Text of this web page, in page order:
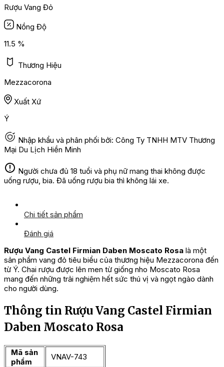
Rượu Vang Đỏ
Nồng Độ
11.5 %
Thương Hiệu
Mezzacorona
Xuất Xứ
Ý
Nhập khẩu và phân phối bởi: Công Ty TNHH MTV Thương
Mại Du Lịch Hiền Minh
Người chưa đủ 18 tuổi và phụ nữ mang thai không được
uống rượu, bia. Đã uống rượu bia thì không lái xe.
Chi tiết sản phẩm
Đánh giá
Rượu Vang Castel Firmian Daben Moscato Rosa là một
sản phẩm vang đỏ tiêu biểu của thương hiệu Mezzacorona đến
từ Ý. Chai rượu được lên men từ giống nho Moscato Rosa
mang đến những trải nghiệm hết sức thú vị và ngọt ngào dành
cho người dùng.
Thông tin Rượu Vang Castel Firmian
Daben Moscato Rosa
Mã sản
phẩm
VNAV-743